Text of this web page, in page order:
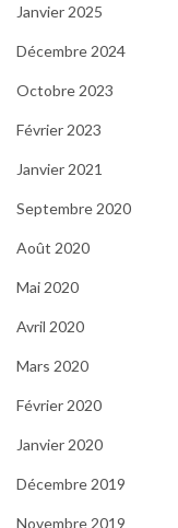
Janvier 2025
Décembre 2024
Octobre 2023
Février 2023
Janvier 2021
Septembre 2020
Août 2020
Mai 2020
Avril 2020
Mars 2020
Février 2020
Janvier 2020
Décembre 2019
Novembre 2019